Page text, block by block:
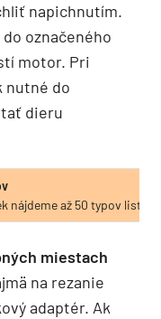
napichnutím.
označeného
motor. Pri
nutné do
dieru
nájdeme až 50 typov
miestach
na rezanie
adaptér. Ak